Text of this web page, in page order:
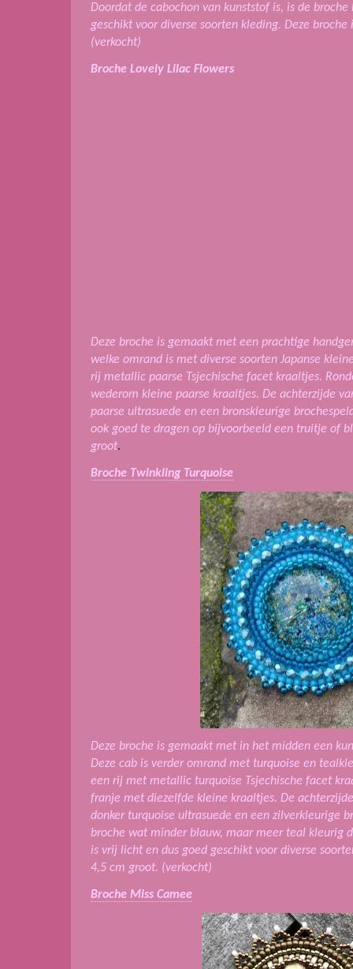
Doordat de cabochon van kunststof is, is de
geschikt voor diverse soorten kleding. Deze broche
(verkocht)
Broche Lovely Lilac Flowers
Deze broche is gemaakt met een prachtige
welke omrand is met diverse soorten Japanse
rij metallic paarse Tsjechische facet kraaltjes.
wederom kleine paarse kraaltjes. De achterzijde
paarse ultrasuede en een bronskleurige
ook goed te dragen op bijvoorbeeld een truitje of
groot.
Broche Twinkling Turquoise
Deze broche is gemaakt met in het midden een
Deze cab is verder omrand met turquoise en
een rij met metallic turquoise Tsjechische facet
franje met diezelfde kleine kraaltjes. De
donker turquoise ultrasuede en een zilverkleurige
broche wat minder blauw, maar meer teal kleurig
is vrij licht en dus goed geschikt voor diverse
4,5 cm groot. (verkocht)
Broche Miss Camee